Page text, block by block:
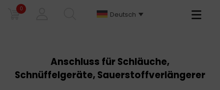
0
Deutsch
Primary
Anschluss für Schläuche,
Schnüffelgeräte, Sauerstoffverlängerer